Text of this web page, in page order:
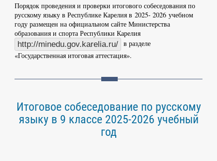
Порядок проведения и проверки итогового собеседования по
русскому языку в Республике Карелия в 2025- 2026 учебном
году размещен на официальном сайте Министерства
образования и спорта Республики Карелия
http://minedu.gov.karelia.ru/ в разделе
«Государственная итоговая аттестация».
Итоговое собеседование по русскому
языку в 9 классе 2025-2026 учебный
год